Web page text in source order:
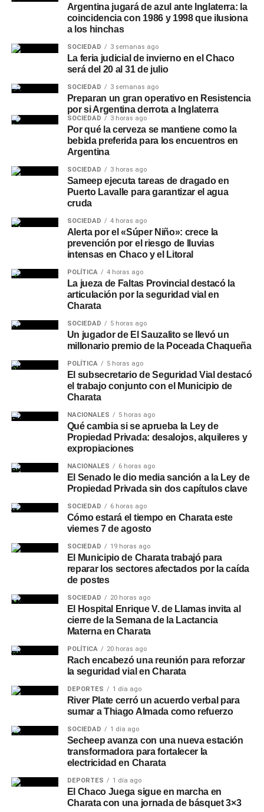
Argentina jugará de azul ante Inglaterra: la
coincidencia con 1986 y 1998 que ilusiona
a los hinchas
SOCIEDAD 3 semanas ago
La feria judicial de invierno en el Chaco
será del 20 al 31 de julio
SOCIEDAD 3 semanas ago
Preparan un gran operativo en Resistencia
por si Argentina derrota a Inglaterra
SOCIEDAD 3 horas ago
Por qué la cerveza se mantiene como la
bebida preferida para los encuentros en
Argentina
SOCIEDAD 3 horas ago
Sameep ejecuta tareas de dragado en
Puerto Lavalle para garantizar el agua
cruda
SOCIEDAD 4 horas ago
Alerta por el «Súper Niño»: crece la
prevención por el riesgo de lluvias
intensas en Chaco y el Litoral
POLÍTICA 4 horas ago
La jueza de Faltas Provincial destacó la
articulación por la seguridad vial en
Charata
SOCIEDAD 5 horas ago
Un jugador de El Sauzalito se llevó un
millonario premio de la Poceada Chaqueña
POLÍTICA 5 horas ago
El subsecretario de Seguridad Vial destacó
el trabajo conjunto con el Municipio de
Charata
NACIONALES 5 horas ago
Qué cambia si se aprueba la Ley de
Propiedad Privada: desalojos, alquileres y
expropiaciones
NACIONALES 6 horas ago
El Senado le dio media sanción a la Ley de
Propiedad Privada sin dos capítulos clave
SOCIEDAD 6 horas ago
Cómo estará el tiempo en Charata este
viernes 7 de agosto
SOCIEDAD 19 horas ago
El Municipio de Charata trabajó para
reparar los sectores afectados por la caída
de postes
SOCIEDAD 20 horas ago
El Hospital Enrique V. de Llamas invita al
cierre de la Semana de la Lactancia
Materna en Charata
POLÍTICA 20 horas ago
Rach encabezó una reunión para reforzar
la seguridad vial en Charata
DEPORTES 1 día ago
River Plate cerró un acuerdo verbal para
sumar a Thiago Almada como refuerzo
SOCIEDAD 1 día ago
Secheep avanza con una nueva estación
transformadora para fortalecer la
electricidad en Charata
DEPORTES 1 día ago
El Chaco Juega sigue en marcha en
Charata con una jornada de básquet 3×3